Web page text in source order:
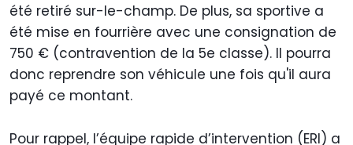
été retiré sur-le-champ. De plus, sa sportive a
été mise en fourrière avec une consignation de
750 € (contravention de la 5e classe). Il pourra
donc reprendre son véhicule une fois qu'il aura
payé ce montant.
Pour rappel, l’équipe rapide d’intervention (ERI) a